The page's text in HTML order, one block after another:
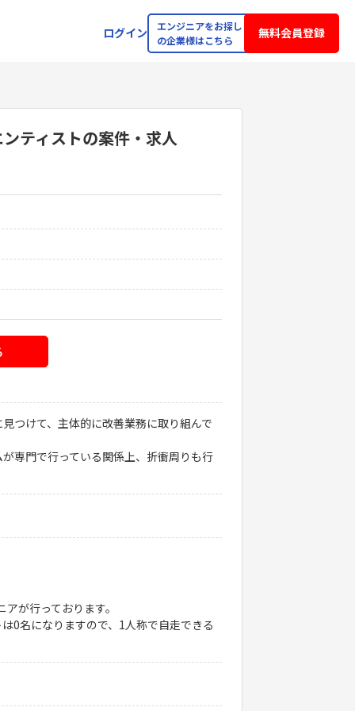
ログイン
エンジニアをお探し
の企業様はこちら
無料会員登録
ティストの案件・求人
つけて、主体的に改善業務に取り組んで
専門で行っている関係上、折衝周りも行
が行っております。
0名になりますので、1人称で自走できる